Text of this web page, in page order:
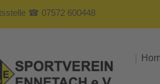
☎ 07572 600448